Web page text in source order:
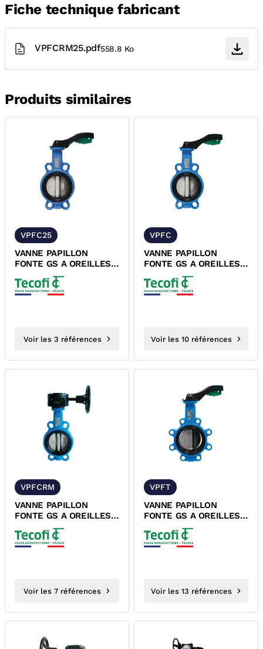
Fiche technique fabricant
VPFCRM25.pdf558.8 Ko
Produits similaires
VPFC25
VANNE PAPILLON
FONTE GS A OREILLES
LISSES VPG4458-02
EPDM PN25 TECOFI
Voir les 3 références
VPFC
VANNE PAPILLON
FONTE GS A OREILLES
LISSES VPG4448-02
EPDM PN10/PN16...
Voir les 10 références
VPFCRM
VANNE PAPILLON
FONTE GS A OREILLES
LISSES VPG4448-08
TECOFI
Voir les 7 références
VPFT
VANNE PAPILLON
FONTE GS A OREILLES
TARAUDEES VPG4648-
02 EPDM...
Voir les 13 références